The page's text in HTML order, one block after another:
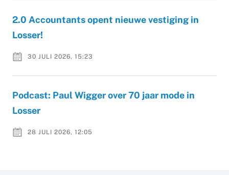
2.0 Accountants opent nieuwe vestiging in
Losser!
30 JULI 2026, 15:23
Podcast: Paul Wigger over 70 jaar mode in
Losser
28 JULI 2026, 12:05